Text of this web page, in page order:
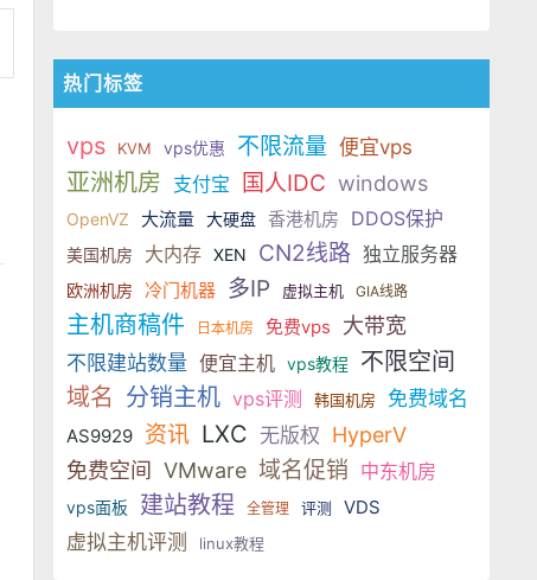
KVM 虚拟化架构，搭配
仅需 $99.99/年，性价比非常突
KVM 虚拟化架构，搭配
仅需 $99.99/年，性价比非常突
出。ServerHost 的 VPS 全部采用
KVM 虚拟化架构，搭配
批高性能 Linux VPS 年付优惠套
仅需 $99.99/年，性价比非常突
出。ServerHost 的 VPS 全部采用
KVM 虚拟化架构，搭配
热门标签
vps KVM vps优惠 不限流量 便宜vps
亚洲机房 支付宝 国人IDC windows
OpenVZ 大流量 大硬盘 香港机房 DDOS保护
美国机房 大内存 XEN CN2线路 独立服务器
欧洲机房 冷门机器 多IP 虚拟主机 GIA线路
主机商稿件 日本机房 免费vps 大带宽
不限建站数量 便宜主机 vps教程
不限空间
域名 分销主机 vps评测 韩国机房 免费域名
AS9929 资讯 LXC 无版权 HyperV
免费空间
VMware 域名促销 中东机房
vps面板 建站教程 全管理 评测 VDS
虚拟主机评测 linux教程